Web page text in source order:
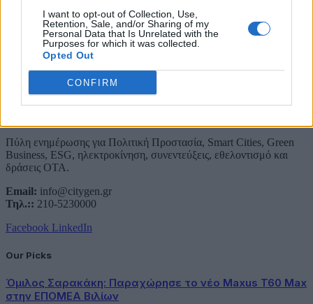
I want to opt-out of Collection, Use,
Retention, Sale, and/or Sharing of my
Personal Data that Is Unrelated with the
Purposes for which it was collected.
Opted Out
CONFIRM
Συμφωνώ με την Πολιτική Δεδομένων
About Us
Πύλη ενημέρωσης για Πολιτική Προστασία, Smart Cities, Green
Business, ESG, ηλεκτροκίνηση, συνεντεύξεις, εθελοντισμό και
δράσεις ΟΤΑ.
Email: info@citygen.gr
Τηλ.:: 210-5230000
Facebook LinkedIn
Our Picks
Όμιλος Σαρακάκη: Παραχώρησε το νέο Maxus T60 Max
στην ΕΠΟΜΕΑ Βιλίων